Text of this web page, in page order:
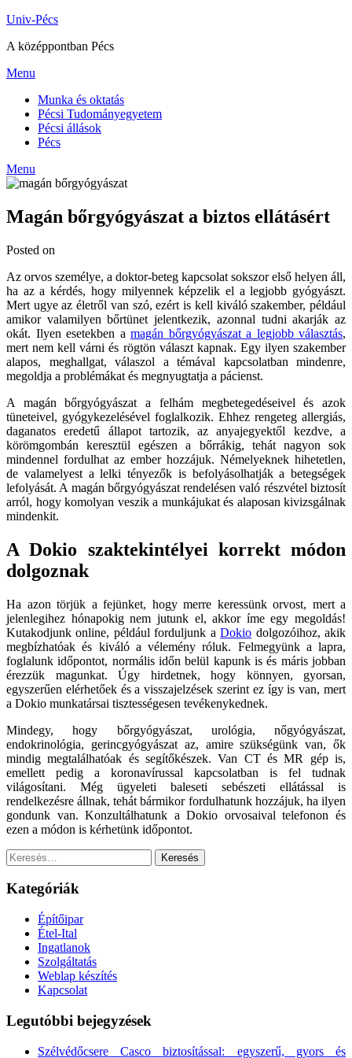
Skip
content
Univ-Pécs
A középpontban Pécs
Menu
Munka és oktatás
Pécsi Tudományegyetem
Pécsi állások
Pécs
Menu
Magán bőrgyógyászat a biztos ellátásért
Posted on
Az orvos személye, a doktor-beteg kapcsolat sokszor első helyen áll,
ha az a kérdés, hogy milyennek képzelik el a legjobb gyógyászt.
Mert ugye az életről van szó, ezért is kell kiváló szakember, például
amikor valamilyen bőrtünet jelentkezik, azonnal tudni akarják az
okát. Ilyen esetekben a magán bőrgyógyászat a legjobb választás,
mert nem kell várni és rögtön választ kapnak. Egy ilyen szakember
alapos, meghallgat, válaszol a témával kapcsolatban mindenre,
megoldja a problémákat és megnyugtatja a pácienst.
A magán bőrgyógyászat a felhám megbetegedéseivel és azok
tüneteivel, gyógykezelésével foglalkozik. Ehhez rengeteg allergiás,
daganatos eredetű állapot tartozik, az anyajegyektől kezdve, a
körömgombán keresztül egészen a bőrrákig, tehát nagyon sok
mindennel fordulhat az ember hozzájuk. Némelyeknek hihetetlen,
de valamelyest a lelki tényezők is befolyásolhatják a betegségek
lefolyását. A magán bőrgyógyászat rendelésen való részvétel biztosít
arról, hogy komolyan veszik a munkájukat és alaposan kivizsgálnak
mindenkit.
A Dokio szaktekintélyei korrekt módon
dolgoznak
Ha azon törjük a fejünket, hogy merre keressünk orvost, mert a
jelenlegihez hónapokig nem jutunk el, akkor íme egy megoldás!
Kutakodjunk online, például forduljunk aDokio dolgozóihoz, akik
megbízhatóak és kiváló a vélemény róluk. Felmegyünk a lapra,
foglalunk időpontot, normális időn belül kapunk is és máris jobban
érezzük magunkat. Úgy hirdetnek, hogy könnyen, gyorsan,
egyszerűen elérhetőek és a visszajelzések szerint ez így is van, mert
a Dokio munkatársai tisztességesen tevékenykednek.
Mindegy, hogy bőrgyógyászat, urológia, nőgyógyászat,
endokrinológia, gerincgyógyászat az, amire szükségünk van, ők
mindig megtalálhatóak és segítőkészek. Van CT és MR gép is,
emellett pedig a koronavírussal kapcsolatban is fel tudnak
világosítani. Még ügyeleti baleseti sebészeti ellátással is
rendelkezésre állnak, tehát bármikor fordulhatunk hozzájuk, ha ilyen
gondunk van. Konzultálhatunk a Dokio orvosaival telefonon és
ezen a módon is kérhetünk időpontot.
Keresés:
Kategóriák
Építőipar
Étel-Ital
Ingatlanok
Szolgáltatás
Weblap készítés
Kapcsolat
Legutóbbi bejegyzések
Szélvédőcsere Casco biztosítással: egyszerű, gyors és